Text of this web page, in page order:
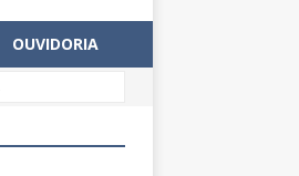
OUVIDORIA